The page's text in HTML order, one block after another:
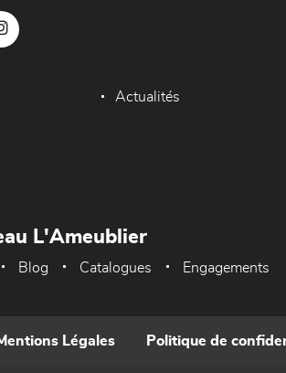
Actualités
L'Ameublier
Blog Catalogues Engagements
Légales Politique de